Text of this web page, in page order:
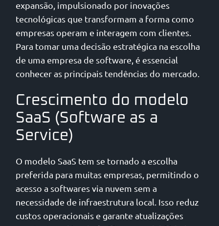
expansão, impulsionado por inovações
tecnológicas que transformam a forma como
empresas operam e interagem com clientes.
Para tomar uma decisão estratégica na escolha
de uma empresa de software, é essencial
conhecer as principais tendências do mercado.
Crescimento do modelo
SaaS (Software as a
Service)
O modelo SaaS tem se tornado a escolha
preferida para muitas empresas, permitindo o
acesso a softwares via nuvem sem a
necessidade de infraestrutura local. Isso reduz
custos operacionais e garante atualizações